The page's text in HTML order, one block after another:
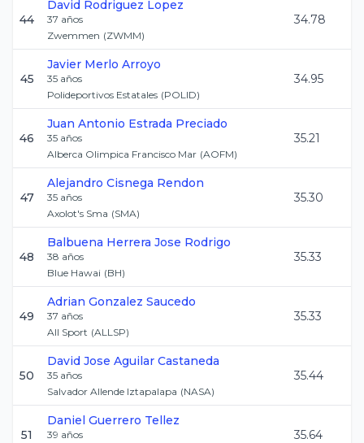
44
David Rodriguez Lopez
37 años
Zwemmen (ZWMM)
34.78
45
Javier Merlo Arroyo
35 años
Polideportivos Estatales (POLID)
34.95
46
Juan Antonio Estrada Preciado
35 años
Alberca Olimpica Francisco Mar (AOFM)
35.21
47
Alejandro Cisnega Rendon
35 años
Axolot's Sma (SMA)
35.30
48
Balbuena Herrera Jose Rodrigo
38 años
Blue Hawai (BH)
35.33
49
Adrian Gonzalez Saucedo
37 años
All Sport (ALLSP)
35.33
50
David Jose Aguilar Castaneda
35 años
Salvador Allende Iztapalapa (NASA)
35.44
51
Daniel Guerrero Tellez
39 años
35.64